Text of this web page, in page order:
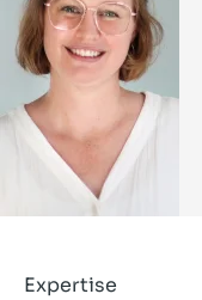
Expertise